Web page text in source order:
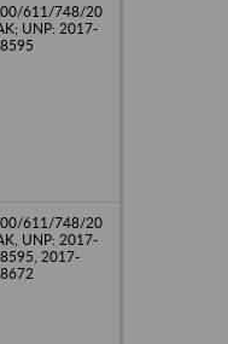
611/748/20
UNP: 2017-
611/748/20
UNP: 2017-
2017-